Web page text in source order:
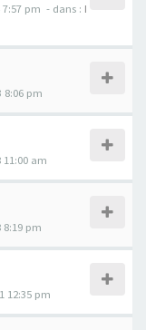
pm - dans : I
8:06 pm
am
8:19 pm
12:35 pm